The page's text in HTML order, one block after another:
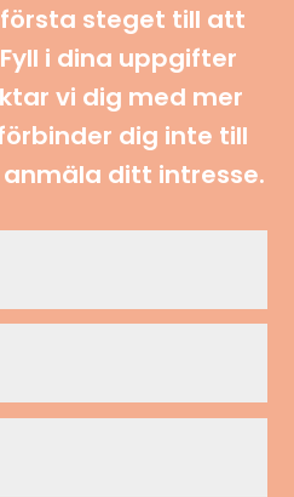
steget till att
i dina uppgifter
vi dig med mer
dig inte till
ditt intresse.